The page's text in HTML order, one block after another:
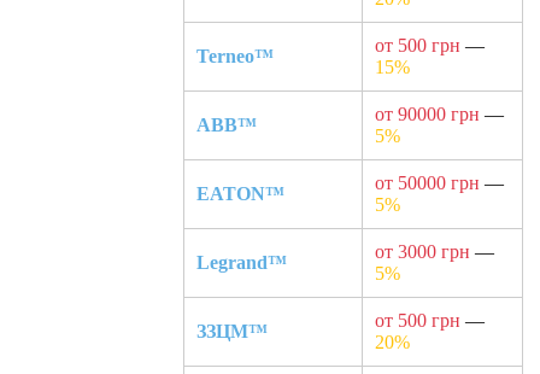
Terneo™
от 500 грн —
15%
ABB™
от 90000 грн —
5%
EATON™
от 50000 грн —
5%
Legrand™
от 3000 грн —
5%
ЗЗЦМ™
от 500 грн —
20%